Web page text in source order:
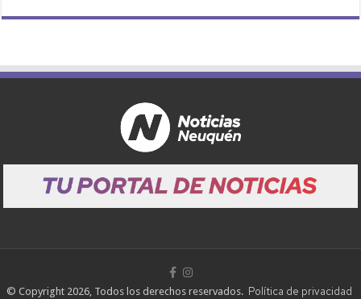
© Copyright 2026, Todos los derechos reservados. Política de privacidad